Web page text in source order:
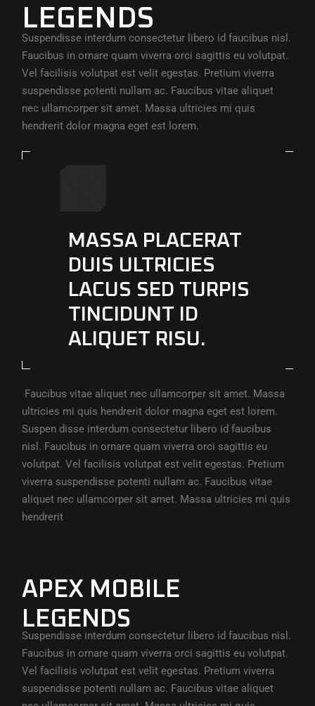
LEGENDS
Suspendisse interdum consectetur libero id faucibus nisl.
Faucibus in ornare quam viverra orci sagittis eu volutpat.
Vel facilisis volutpat est velit egestas. Pretium viverra
suspendisse potenti nullam ac. Faucibus vitae aliquet
nec ullamcorper sit amet. Massa ultricies mi quis
hendrerit dolor magna eget est lorem.
MASSA PLACERAT
DUIS ULTRICIES
LACUS SED TURPIS
TINCIDUNT ID
ALIQUET RISU.
Faucibus vitae aliquet nec ullamcorper sit amet. Massa
ultricies mi quis hendrerit dolor magna eget est lorem.
Suspen disse interdum consectetur libero id faucibus
nisl. Faucibus in ornare quam viverra orci sagittis eu
volutpat. Vel facilisis volutpat est velit egestas. Pretium
viverra suspendisse potenti nullam ac. Faucibus vitae
aliquet nec ullamcorper sit amet. Massa ultricies mi quis
hendrerit
APEX MOBILE
LEGENDS
Suspendisse interdum consectetur libero id faucibus nisl.
Faucibus in ornare quam viverra orci sagittis eu volutpat.
Vel facilisis volutpat est velit egestas. Pretium viverra
suspendisse potenti nullam ac. Faucibus vitae aliquet